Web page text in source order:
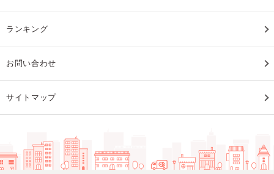
ランキング
お問い合わせ
サイトマップ